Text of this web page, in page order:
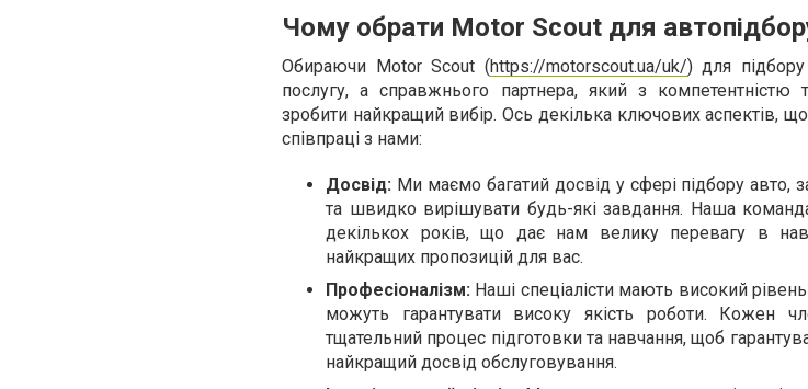
Чому обрати Motor Scout для
Обираючи Motor Scout (https://motorscout.ua/uk/) для
послугу, а справжнього партнера, який з
зробити найкращий вибір. Ось декілька ключових аспектів,
співпраці з нами:
Досвід: Ми маємо багатий досвід у сфері підбору авто,
та швидко вирішувати будь-які завдання. Наша
декількох років, що дає нам велику перевагу в
найкращих пропозицій для вас.
Професіоналізм: Наші спеціалісти мають високий
можуть гарантувати високу якість роботи. Кожен
тщательний процес підготовки та навчання, щоб
найкращий досвід обслуговування.